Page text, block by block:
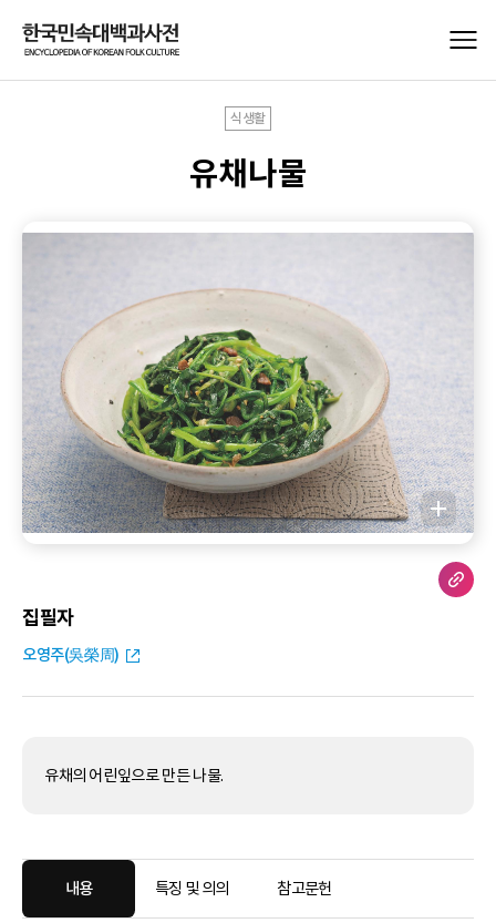
식생활
유채나물
집필자
오영주(吳榮周)
유채의 어린잎으로 만든 나물.
내용 특징 및 의의 참고문헌